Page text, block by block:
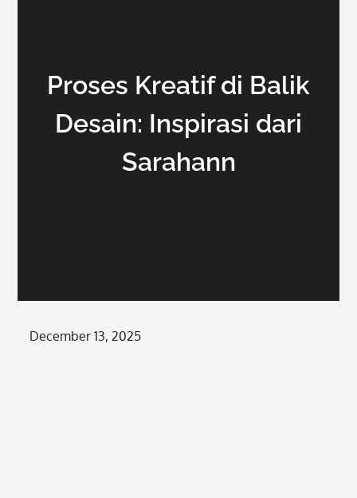
Proses Kreatif di Balik
Desain: Inspirasi dari
Sarahann
Posted
December 13, 2025